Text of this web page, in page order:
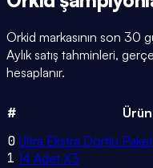
Orkid markasının son 30
Aylık satış tahminleri,
hesaplanır.
# Ürün
0
1
Ultra Ekstra Dörtlü
14 Adet X3